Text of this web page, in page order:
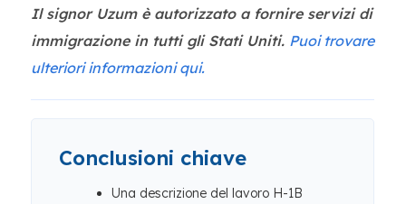
Il signor Uzum è autorizzato a fornire servizi di
immigrazione in tutti gli Stati Uniti. Puoi trovare
ulteriori informazioni qui.
Conclusioni chiave
Una descrizione del lavoro H-1B